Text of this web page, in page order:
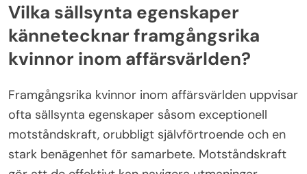
Vilka sällsynta egenskaper
kännetecknar framgångsrika
kvinnor inom affärsvärlden?
Framgångsrika kvinnor inom affärsvärlden uppvisar
ofta sällsynta egenskaper såsom exceptionell
motståndskraft, orubbligt självförtroende och en
stark benägenhet för samarbete. Motståndskraft